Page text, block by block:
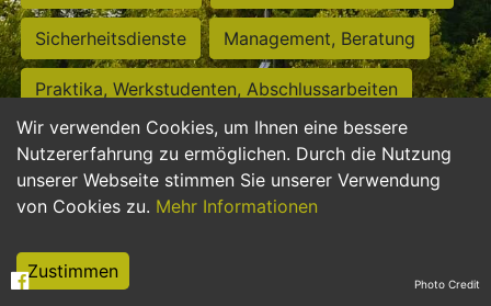
Wir verwenden Cookies, um Ihnen eine bessere
Nutzererfahrung zu ermöglichen. Durch die Nutzung
unserer Webseite stimmen Sie unserer Verwendung
von Cookies zu. Mehr Informationen
Zustimmen
Sicherheitsdienste Management, Beratung
Praktika, Werkstudenten, Abschlussarbeiten
Personalwesen Assistenz, Sekretariat
Hilfskräfte, Aushilfs- und Nebenjobs
Weiterbildung, Studium, duale Ausbildung Photo Credit